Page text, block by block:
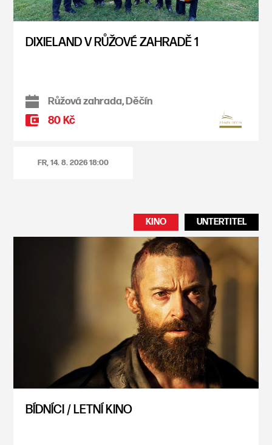
DIXIELAND V RŮŽOVÉ ZAHRADĚ 1
Růžová zahrada, Děčín
80 Kč
FR, 14. 8. 202618:00
KINO UNTERTITEL
BÍDNÍCI / LETNÍ KINO